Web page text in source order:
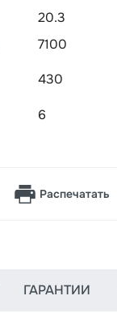
20.3
7100
430
6
Распечатать
ГАРАНТИИ